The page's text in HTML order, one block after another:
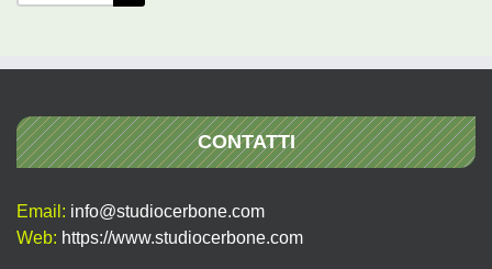
per:
CONTATTI
Email: info@studiocerbone.com
Web: https://www.studiocerbone.com